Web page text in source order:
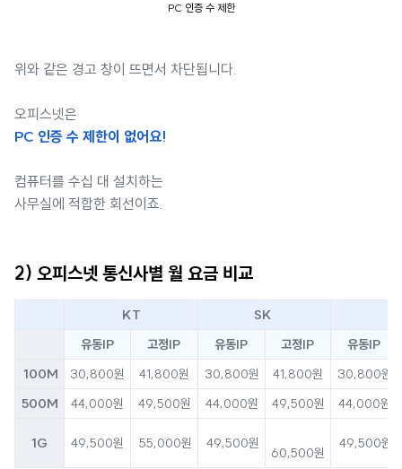
PC 인증 수 제한
위와 같은 경고 창이 뜨면서 차단됩니다.
오피스넷은
PC 인증 수 제한이 없어요!
컴퓨터를 수십 대 설치하는
사무실에 적합한 회선이죠.
2) 오피스넷 통신사별 월 요금 비교
KT SK
유동IP
고정IP 유동IP 고정IP
유동IP
100M
30,800원 41,800원 30,800원 41,800원
30,800원
500M
44,000원 49,500원 44,000원 49,500원 44,000원
1G 49,500원 55,000원 49,500원
60,500원
49,500원